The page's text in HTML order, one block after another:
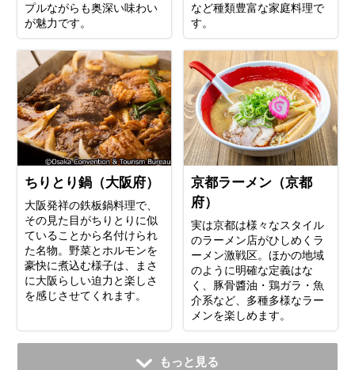
プルながらも奥深い味わい
が魅力です。
など種類豊富な家庭料理で
す。
ちりとり鍋（大阪府）
大阪発祥の鉄板鍋料理で、
その見た目がちりとりに似
ていることから名付けられ
た名物。野菜とホルモンを
豪快に煮込む様子は、まさ
に大阪らしい迫力と楽しさ
を感じさせてくれます。
京都ラーメン（京都
府）
実は京都は様々なスタイル
のラーメン店がひしめくラ
ーメン激戦区。ほかの地域
のように明確な定義はな
く、豚骨醬油・鶏ガラ・魚
介系など、多種多様なラー
メンを楽しめます。
もっと見る